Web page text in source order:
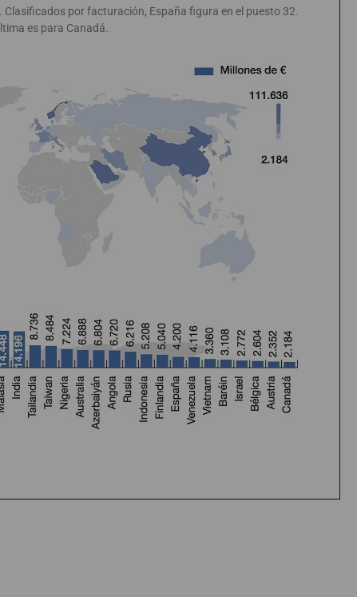
Clasificados por facturación, España figura en el puesto 32.
es para Canadá.